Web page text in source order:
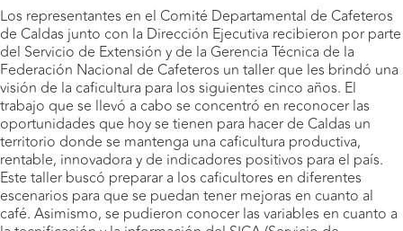
Los representantes en el Comité Departamental de Cafeteros
de Caldas junto con la Dirección Ejecutiva recibieron por parte
del Servicio de Extensión y de la Gerencia Técnica de la
Federación Nacional de Cafeteros un taller que les brindó una
visión de la caficultura para los siguientes cinco años. El
trabajo que se llevó a cabo se concentró en reconocer las
oportunidades que hoy se tienen para hacer de Caldas un
territorio donde se mantenga una caficultura productiva,
rentable, innovadora y de indicadores positivos para el país.
Este taller buscó preparar a los caficultores en diferentes
escenarios para que se puedan tener mejoras en cuanto al
café. Asimismo, se pudieron conocer las variables en cuanto a